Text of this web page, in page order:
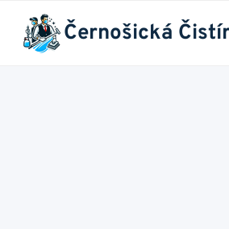
Přeskočit
obsah
Černošická